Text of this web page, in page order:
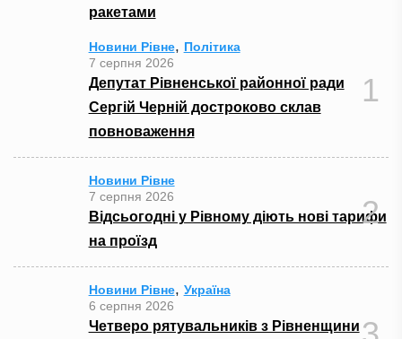
ракетами
Новини Рівне, Політика
7 серпня 2026
Депутат Рівненської районної ради
Сергій Черній достроково склав
повноваження
1
Новини Рівне
7 серпня 2026
Відсьогодні у Рівному діють нові тарифи
на проїзд
2
Новини Рівне, Україна
6 серпня 2026
Четверо рятувальників з Рівненщини